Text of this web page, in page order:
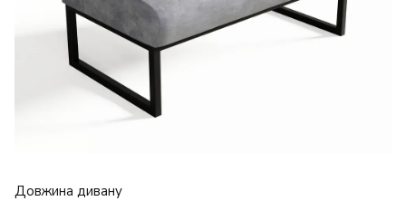
Довжина дивану